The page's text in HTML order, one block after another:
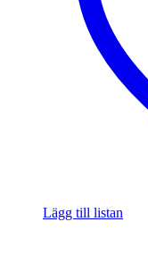
Lägg till listan